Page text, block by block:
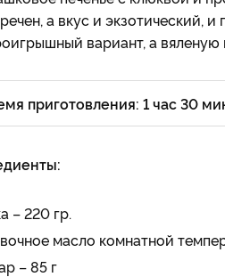
а вкус и экзотический,
вариант, а
приготовления: 1 час 30
– 220 гр.
масло комнатной
– 85 г